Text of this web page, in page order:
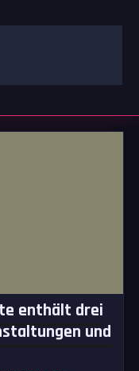
enthält drei
und